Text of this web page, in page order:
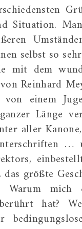
Situation.
selbst so
mit dem
Reinhard
einem
Länge
aller
…
das größte
Warum mich
hat?